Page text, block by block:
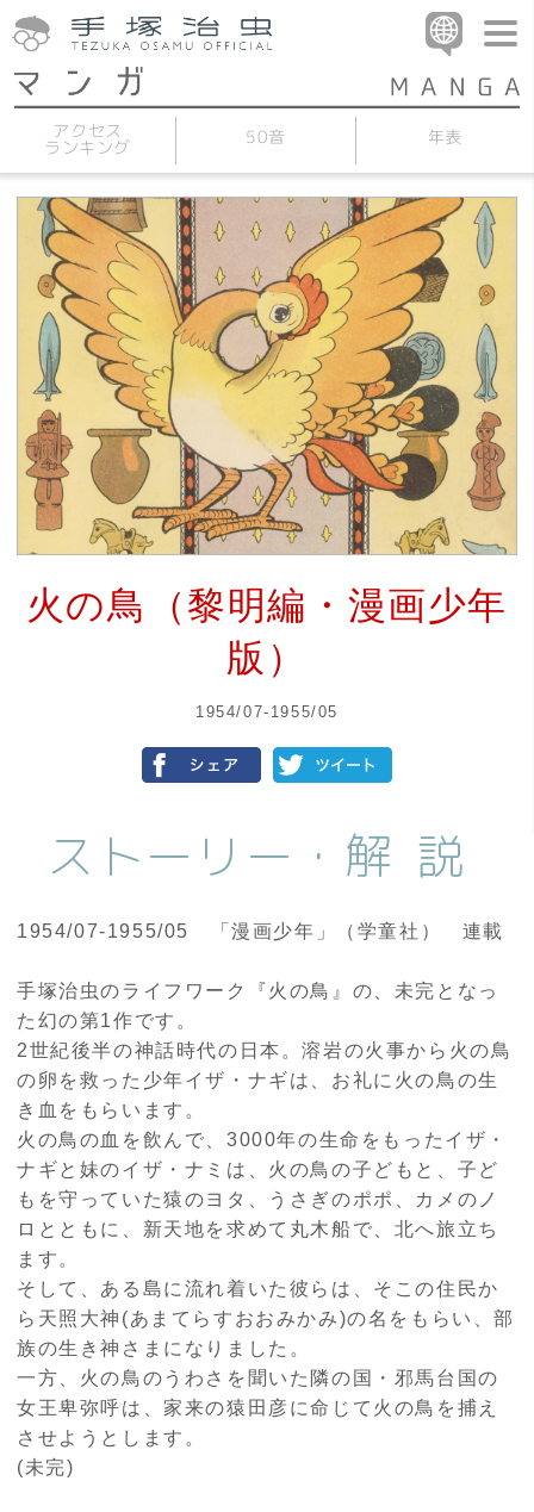
アクセス
ランキング 50音 年表
火の鳥（黎明編・漫画少年
版）
1954/07-1955/05
ストーリー・ 解説
1954/07-1955/05 「漫画少年」（学童社） 連載
手塚治虫のライフワーク『火の鳥』の、未完となっ
た幻の第1作です。
2世紀後半の神話時代の日本。溶岩の火事から火の鳥
の卵を救った少年イザ・ナギは、お礼に火の鳥の生
き血をもらいます。
火の鳥の血を飲んで、3000年の生命をもったイザ・
ナギと妹のイザ・ナミは、火の鳥の子どもと、子ど
もを守っていた猿のヨタ、うさぎのポポ、カメのノ
ロとともに、新天地を求めて丸木船で、北へ旅立ち
ます。
そして、ある島に流れ着いた彼らは、そこの住民か
ら天照大神(あまてらすおおみかみ)の名をもらい、部
族の生き神さまになりました。
一方、火の鳥のうわさを聞いた隣の国・邪馬台国の
女王卑弥呼は、家来の猿田彦に命じて火の鳥を捕え
させようとします。
(未完)